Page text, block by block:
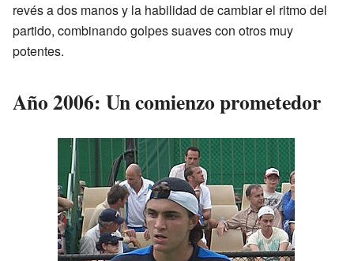
revés a dos manos y la habilidad de cambiar el ritmo del
partido, combinando golpes suaves con otros muy
potentes.
Año 2006: Un comienzo prometedor